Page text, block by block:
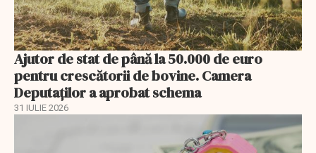
Ajutor de stat de până la 50.000 de euro
pentru crescătorii de bovine. Camera
Deputaților a aprobat schema
31 IULIE 2026